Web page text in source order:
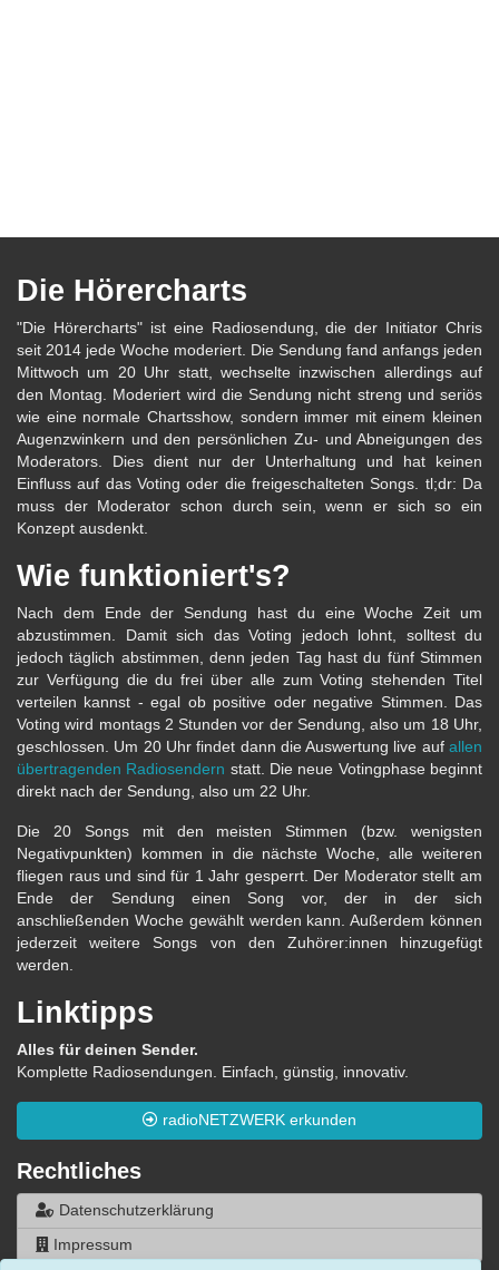
Die Hörercharts
"Die Hörercharts" ist eine Radiosendung, die der Initiator Chris
seit 2014 jede Woche moderiert. Die Sendung fand anfangs jeden
Mittwoch um 20 Uhr statt, wechselte inzwischen allerdings auf
den Montag. Moderiert wird die Sendung nicht streng und seriös
wie eine normale Chartsshow, sondern immer mit einem kleinen
Augenzwinkern und den persönlichen Zu- und Abneigungen des
Moderators. Dies dient nur der Unterhaltung und hat keinen
Einfluss auf das Voting oder die freigeschalteten Songs. tl;dr: Da
muss der Moderator schon durch sein, wenn er sich so ein
Konzept ausdenkt.
Wie funktioniert's?
Nach dem Ende der Sendung hast du eine Woche Zeit um
abzustimmen. Damit sich das Voting jedoch lohnt, solltest du
jedoch täglich abstimmen, denn jeden Tag hast du fünf Stimmen
zur Verfügung die du frei über alle zum Voting stehenden Titel
verteilen kannst - egal ob positive oder negative Stimmen. Das
Voting wird montags 2 Stunden vor der Sendung, also um 18 Uhr,
geschlossen. Um 20 Uhr findet dann die Auswertung live auf allen
übertragenden Radiosendern statt. Die neue Votingphase beginnt
direkt nach der Sendung, also um 22 Uhr.
Die 20 Songs mit den meisten Stimmen (bzw. wenigsten
Negativpunkten) kommen in die nächste Woche, alle weiteren
fliegen raus und sind für 1 Jahr gesperrt. Der Moderator stellt am
Ende der Sendung einen Song vor, der in der sich
anschließenden Woche gewählt werden kann. Außerdem können
jederzeit weitere Songs von den Zuhörer:innen hinzugefügt
werden.
Linktipps
Alles für deinen Sender.
Komplette Radiosendungen. Einfach, günstig, innovativ.
radioNETZWERK erkunden
Rechtliches
Datenschutzerklärung
Impressum